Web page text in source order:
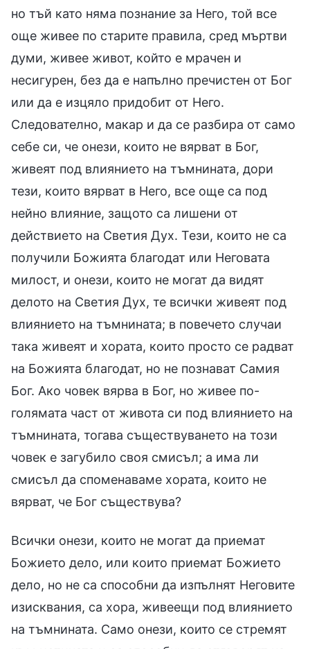
но тъй като няма познание за Него, той все
още живее по старите правила, сред мъртви
думи, живее живот, който е мрачен и
несигурен, без да е напълно пречистен от Бог
или да е изцяло придобит от Него.
Следователно, макар и да се разбира от само
себе си, че онези, които не вярват в Бог,
живеят под влиянието на тъмнината, дори
тези, които вярват в Него, все още са под
нейно влияние, защото са лишени от
действието на Светия Дух. Тези, които не са
получили Божията благодат или Неговата
милост, и онези, които не могат да видят
делото на Светия Дух, те всички живеят под
влиянието на тъмнината; в повечето случаи
така живеят и хората, които просто се радват
на Божията благодат, но не познават Самия
Бог. Ако човек вярва в Бог, но живее по-
голямата част от живота си под влиянието на
тъмнината, тогава съществуването на този
човек е загубило своя смисъл; а има ли
смисъл да споменаваме хората, които не
вярват, че Бог съществува?
Всички онези, които не могат да приемат
Божието дело, или които приемат Божието
дело, но не са способни да изпълнят Неговите
изисквания, са хора, живеещи под влиянието
на тъмнината. Само онези, които се стремят